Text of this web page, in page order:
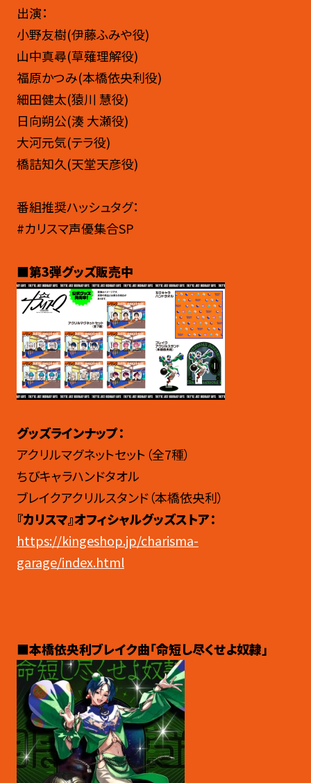
出演：
小野友樹(伊藤ふみや役)
山中真尋(草薙理解役)
福原かつみ(本橋依央利役)
細田健太(猿川 慧役)
日向朔公(湊 大瀬役)
大河元気(テラ役)
橋詰知久(天堂天彦役)
番組推奨ハッシュタグ：
#カリスマ声優集合SP
■第3弾グッズ販売中
グッズラインナップ：
アクリルマグネットセット（全7種）
ちびキャラハンドタオル
ブレイクアクリルスタンド（本橋依央利）
『カリスマ』オフィシャルグッズストア：
https://kingeshop.jp/charisma-
garage/index.html
■本橋依央利ブレイク曲「命短し尽くせよ奴隷」